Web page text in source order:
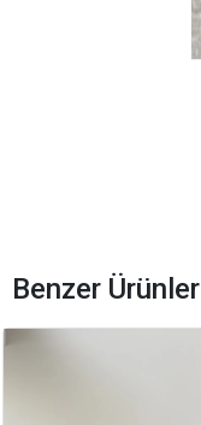
Benzer Ürünler